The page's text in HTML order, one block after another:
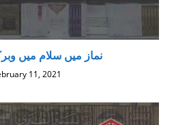
نماز میں سلام میں
11, 2021